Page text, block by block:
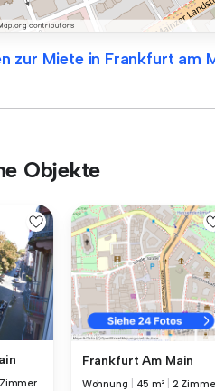
zur Miete in Frankfurt am
Objekte
Frankfurt Am Main
Wohnung 45 m² 2